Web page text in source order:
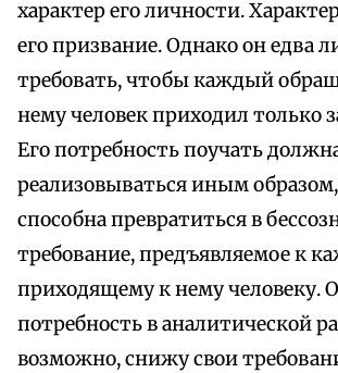
характер его личности.
его призвание. Однако он едва
требовать, чтобы каждый
нему человек приходил только
Его потребность поучать
реализовываться иным
способна превратиться в
требование, предъявляемое к
приходящему к нему человеку.
потребность в аналитической
возможно, снижу свои